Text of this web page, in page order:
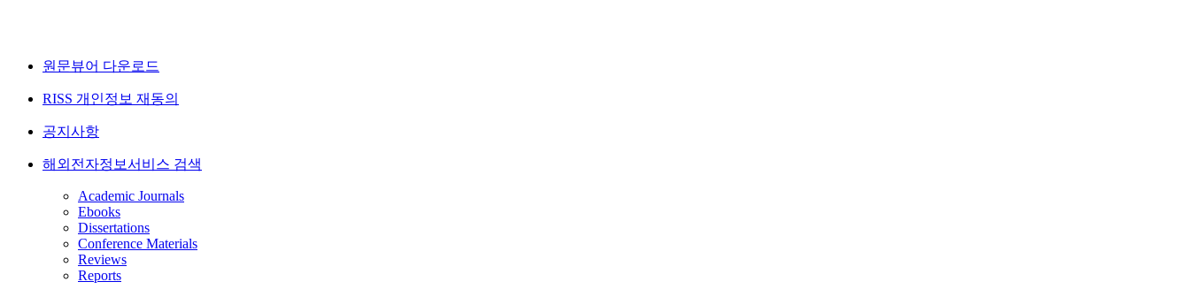
원문뷰어 다운로드
RISS 개인정보 재동의
공지사항
해외전자정보서비스 검색
Academic Journals
Ebooks
Dissertations
Conference Materials
Reviews
Reports